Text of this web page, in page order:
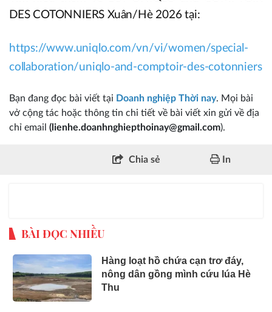
DES COTONNIERS Xuân/Hè 2026 tại:
https://www.uniqlo.com/vn/vi/women/special-
collaboration/uniqlo-and-comptoir-des-cotonniers
Bạn đang đọc bài viết tại Doanh nghiệp Thời nay. Mọi bài
vở cộng tác hoặc thông tin chi tiết về bài viết xin gửi về địa
chỉ email (lienhe.doanhnghiepthoinay@gmail.com).
Chia sẻ In
BÀI ĐỌC NHIỀU
Hàng loạt hồ chứa cạn trơ đáy,
nông dân gồng mình cứu lúa Hè
Thu